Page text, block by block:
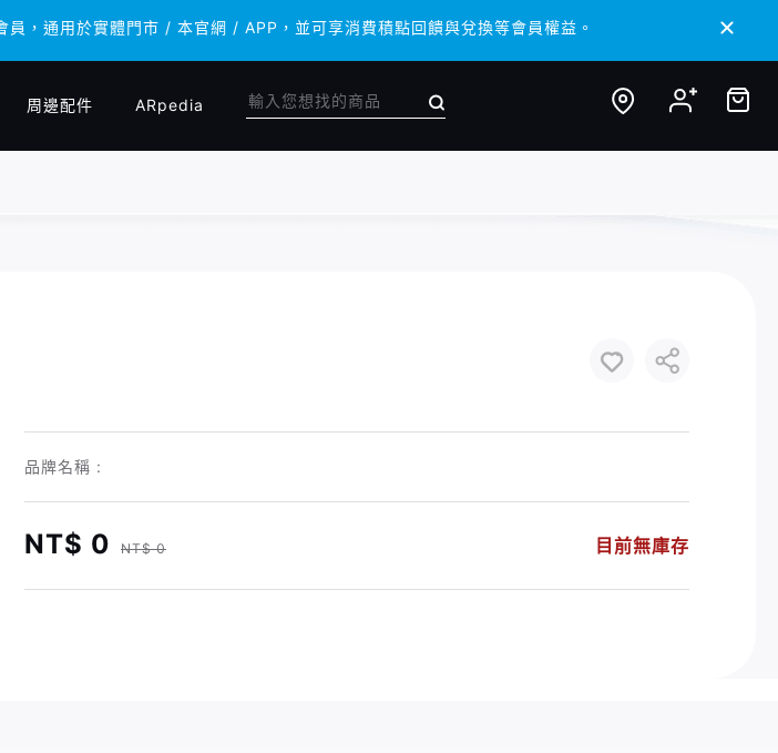
通用於實體門市 / 本官網 / APP，並可享消費積點回饋與兌換等會員權益。
通用於實體門市 / 本官網 / APP，並可享消費積點回饋與兌換等會員權益。
周邊配件 ARpedia
品牌名稱 :
NT$ 0 NT$ 0 目前無庫存